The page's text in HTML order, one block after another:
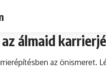
az álmaid
az önismeret.